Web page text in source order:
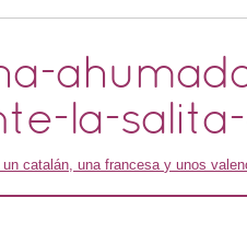
la-
catalán, una francesa y unos